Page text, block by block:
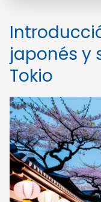
japonés y
Tokio